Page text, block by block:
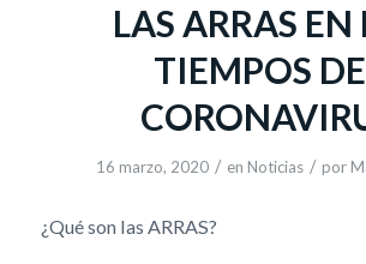
LAS ARRAS EN
TIEMPOS
16 marzo, 2020 / en Noticias / por
¿Qué son las ARRAS?